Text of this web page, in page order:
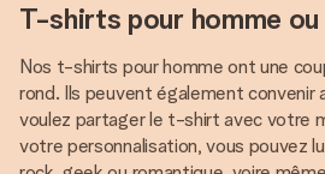
T-shirts pour homme ou
Nos t-shirts pour homme ont une
rond. Ils peuvent également convenir
voulez partager le t-shirt avec votre
votre personnalisation, vous pouvez